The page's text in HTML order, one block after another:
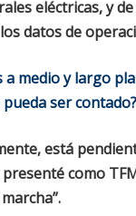
eléctricas, y
datos de
a medio y largo
ser contado?
está
como